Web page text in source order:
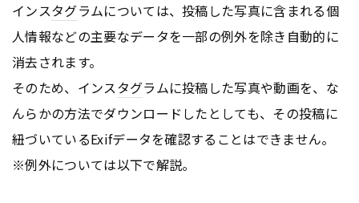
インスタグラムについては、投稿した写真に含まれる個
人情報などの主要なデータを一部の例外を除き自動的に
消去されます。
そのため、インスタグラムに投稿した写真や動画を、な
んらかの方法でダウンロードしたとしても、その投稿に
紐づいているExifデータを確認することはできません。
※例外については以下で解説。